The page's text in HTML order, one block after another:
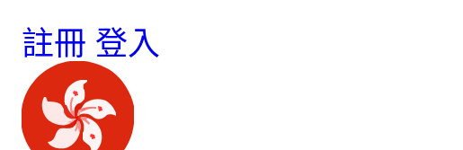
註冊 登入